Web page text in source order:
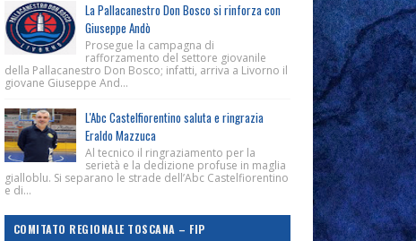
La Pallacanestro Don Bosco si rinforza con
Giuseppe Andò
Prosegue la campagna di
rafforzamento del settore giovanile
della Pallacanestro Don Bosco; infatti, arriva a Livorno il
giovane Giuseppe And...
L'Abc Castelfiorentino saluta e ringrazia
Eraldo Mazzuca
Al tecnico il ringraziamento per la
serietà e la dedizione profuse in maglia
gialloblu. Si separano le strade dell’Abc Castelfiorentino
e di...
COMITATO REGIONALE TOSCANA – FIP